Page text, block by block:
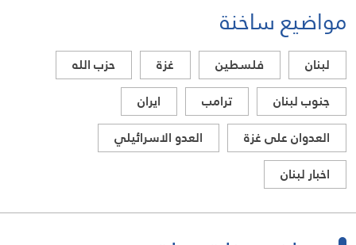
مواضيع ساخنة
لبنان فلسطين غزة
حزب الله
جنوب لبنان
ترامب
ايران
العدوان على غزة
العدو الاسرائيلي
اخبار لبنان